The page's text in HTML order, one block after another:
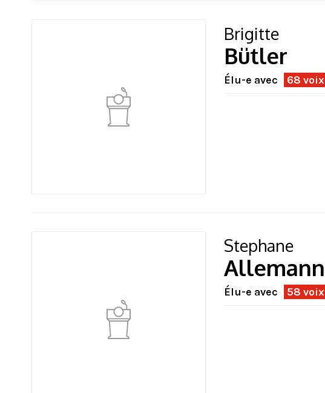
Brigitte
Bütler
Élu-e avec 68 voix
Stephane
Allemann
Élu-e avec 58 voix